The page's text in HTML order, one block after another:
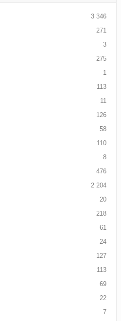
3 346
271
3
275
1
113
11
126
58
110
8
476
2 204
20
218
61
24
127
113
69
22
7